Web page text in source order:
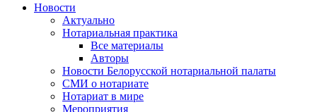
Новости
Актуально
Нотариальная практика
Все материалы
Авторы
Новости Белорусской нотариальной палаты
СМИ о нотариате
Нотариат в мире
Мероприятия